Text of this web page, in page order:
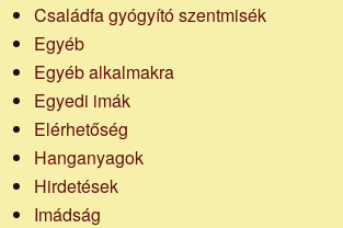
Családfa gyógyító szentmisék
Egyéb
Egyéb alkalmakra
Egyedi imák
Elérhetőség
Hanganyagok
Hirdetések
Imádság